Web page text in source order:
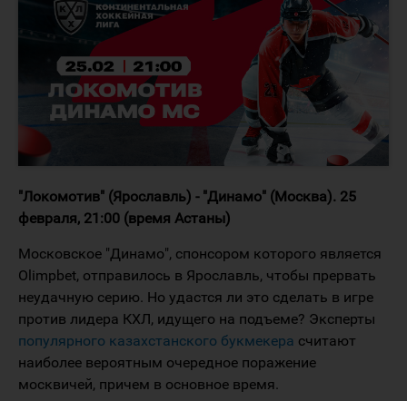
"Локомотив" (Ярославль) - "Динамо" (Москва). 25
февраля, 21:00 (время Астаны)
Московское "Динамо", спонсором которого является
Olimpbet, отправилось в Ярославль, чтобы прервать
неудачную серию. Но удастся ли это сделать в игре
против лидера КХЛ, идущего на подъеме? Эксперты
популярного казахстанского букмекера считают
наиболее вероятным очередное поражение
москвичей, причем в основное время.